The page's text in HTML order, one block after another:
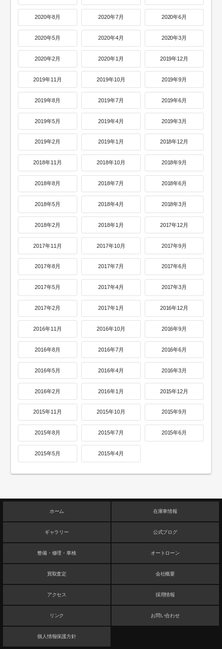
2020年8月 2020年7月 2020年6月
2020年5月 2020年4月 2020年3月
2020年2月 2020年1月 2019年12月
2019年11月 2019年10月 2019年9月
2019年8月 2019年7月 2019年6月
2019年5月 2019年4月 2019年3月
2019年2月 2019年1月 2018年12月
2018年11月 2018年10月 2018年9月
2018年8月 2018年7月 2018年6月
2018年5月 2018年4月 2018年3月
2018年2月 2018年1月 2017年12月
2017年11月 2017年10月 2017年9月
2017年8月 2017年7月 2017年6月
2017年5月 2017年4月 2017年3月
2017年2月 2017年1月 2016年12月
2016年11月 2016年10月 2016年9月
2016年8月 2016年7月 2016年6月
2016年5月 2016年4月 2016年3月
2016年2月 2016年1月 2015年12月
2015年11月 2015年10月 2015年9月
2015年8月 2015年7月 2015年6月
2015年5月 2015年4月
ホーム 在庫車情報
ギャラリー 公式ブログ
整備・修理・車検 オートローン
買取査定 会社概要
アクセス 採用情報
リンク お問い合わせ
個人情報保護方針